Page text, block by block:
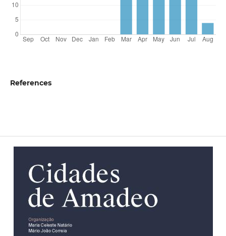
References